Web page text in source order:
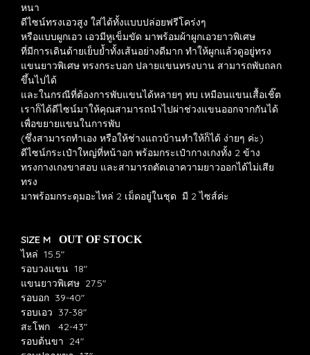
หนา
ดีไซน์ทรงเอวสูง ใส่ได้ทั้งแบบปล่อยฟรีโคร่งๆ
หรือแบบผูกเอว เอวมีหูเข็มขัด มาพร้อมผ้าผูกเอวยาวพิเศษ
ที่มีการเดินด้ายเย็บย้ำทั้งเส้นอย่างดีมาก ทำให้ผูกแล้วดูอยู่ทรง
แขนยาวพิเศษ ทรงกระบอก ปลายแขนทรงบาน สามารถพับถลก
ขึ้นไปได้
และในกรณีที่ต้องการพับแขนได้หลายๆ ทบ เหมือนแขนเสื้อเชิ๊ต
เราก็ได้ดีไซน์มาให้คุณสามารถนำไปผ่าช่วงแขนออกจากกันได้
เพื่อขยายแขนในการพับ
(ซึ่งสามารถทำเอง หรือให้ช่างแถวบ้านทำให้ก็ได้ ง่ายๆ ค่ะ)
ดีไซน์กระเป๋าใหญ่ที่หน้าอก พร้อมกระเป๋ากางเกงทั้ง 2 ข้าง
ทรงกางเกงขาสอบ และสามารถตัดเอาความยาวออกได้ไม่เสีย
ทรง
มาพร้อมกระดุมอะไหล่ 2 เม็ดอยู่ในชุด มี 2 ไซส์ค่ะ
SIZE M OUT OF STOCK
ไหล่ 15.5"
รอบวงแขน 18"
แขนยาวพิเศษ 27.5"
รอบอก 39-40"
รอบเอว 37-38"
สะโพก 42-43"
รอบต้นขา 24"